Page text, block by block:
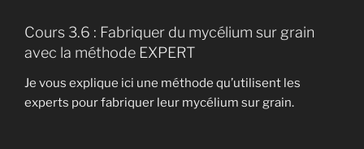
Cours 3.6 : Fabriquer du mycélium sur grain
avec la méthode EXPERT
Je vous explique ici une méthode qu’utilisent les
experts pour fabriquer leur mycélium sur grain.